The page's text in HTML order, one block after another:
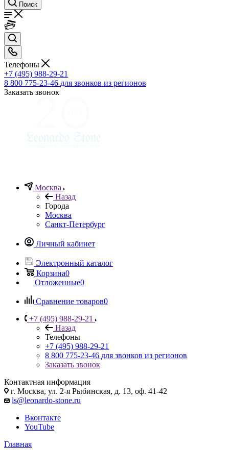
Поиск
Телефоны
+7 (495) 988-29-21
8 800 775-23-46 для звонков из регионов
Заказать звонок
Москва
Назад
Города
Москва
Санкт-Петербург
Личный кабинет
Электронный каталог
Корзина0
Отложенные0
Сравнение товаров0
+7 (495) 988-29-21
Назад
Телефоны
+7 (495) 988-29-21
8 800 775-23-46 для звонков из регионов
Заказать звонок
Контактная информация
г. Москва, ул. 2-я Рыбинская, д. 13, оф. 41-42
ls@leonardo-stone.ru
Вконтакте
YouTube
Главная